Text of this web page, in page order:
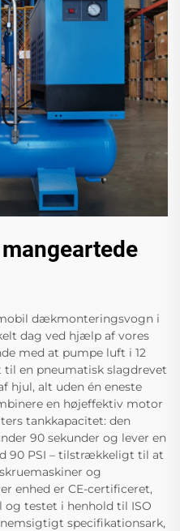
dækmonteringsvogn i
dag ved hjælp af vores
med at pumpe luft i 12
en pneumatisk slagdrevet
hjul, alt uden én eneste
en højeffektiv motor
tankkapacitet: den
90 sekunder og lever en
90 PSI – tilstrækkeligt til at
og
enhed er CE-certificeret,
og testet i henhold til ISO
specifikationsark,